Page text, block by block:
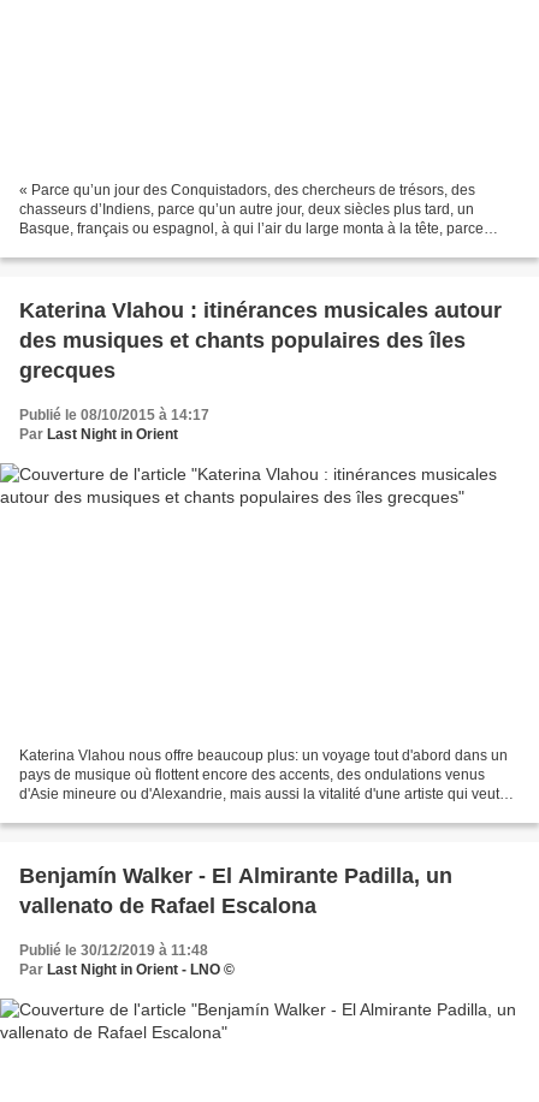
« Parce qu’un jour des Conquistadors, des chercheurs de trésors, des
chasseurs d’Indiens, parce qu’un autre jour, deux siècles plus tard, un
Basque, français ou espagnol, à qui l’air du large monta à la tête, parce
Katerina Vlahou : itinérances musicales autour
des musiques et chants populaires des îles
grecques
Publié le 08/10/2015 à 14:17
Par Last Night in Orient
Katerina Vlahou nous offre beaucoup plus: un voyage tout d'abord dans un
pays de musique où flottent encore des accents, des ondulations venus
d'Asie mineure ou d'Alexandrie, mais aussi la vitalité d'une artiste qui veut
Benjamín Walker - El Almirante Padilla, un
vallenato de Rafael Escalona
Publié le 30/12/2019 à 11:48
Par Last Night in Orient - LNO ©